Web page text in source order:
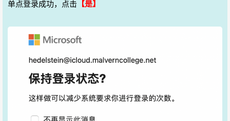
单点登录成功，点击 【是】